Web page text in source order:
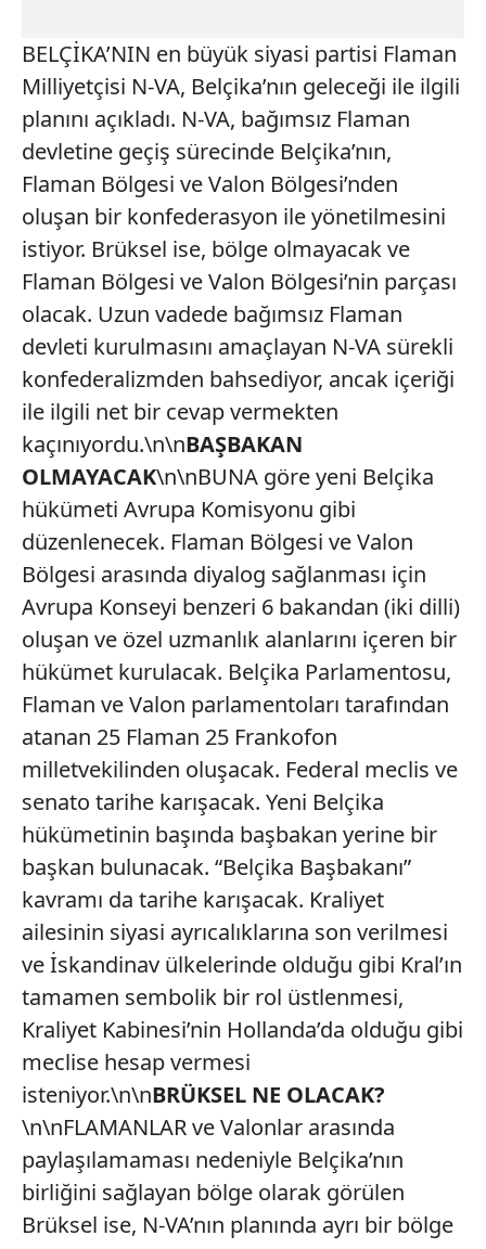
BELÇİKA’NIN en büyük siyasi partisi Flaman
Milliyetçisi N-VA, Belçika’nın geleceği ile ilgili
planını açıkladı. N-VA, bağımsız Flaman
devletine geçiş sürecinde Belçika’nın,
Flaman Bölgesi ve Valon Bölgesi’nden
oluşan bir konfederasyon ile yönetilmesini
istiyor. Brüksel ise, bölge olmayacak ve
Flaman Bölgesi ve Valon Bölgesi’nin parçası
olacak. Uzun vadede bağımsız Flaman
devleti kurulmasını amaçlayan N-VA sürekli
konfederalizmden bahsediyor, ancak içeriği
ile ilgili net bir cevap vermekten
kaçınıyordu.\n\nBAŞBAKAN
OLMAYACAK\n\nBUNA göre yeni Belçika
hükümeti Avrupa Komisyonu gibi
düzenlenecek. Flaman Bölgesi ve Valon
Bölgesi arasında diyalog sağlanması için
Avrupa Konseyi benzeri 6 bakandan (iki dilli)
oluşan ve özel uzmanlık alanlarını içeren bir
hükümet kurulacak. Belçika Parlamentosu,
Flaman ve Valon parlamentoları tarafından
atanan 25 Flaman 25 Frankofon
milletvekilinden oluşacak. Federal meclis ve
senato tarihe karışacak. Yeni Belçika
hükümetinin başında başbakan yerine bir
başkan bulunacak. “Belçika Başbakanı”
kavramı da tarihe karışacak. Kraliyet
ailesinin siyasi ayrıcalıklarına son verilmesi
ve İskandinav ülkelerinde olduğu gibi Kral’ın
tamamen sembolik bir rol üstlenmesi,
Kraliyet Kabinesi’nin Hollanda’da olduğu gibi
meclise hesap vermesi
isteniyor.\n\nBRÜKSEL NE OLACAK?
\n\nFLAMANLAR ve Valonlar arasında
paylaşılamaması nedeniyle Belçika’nın
birliğini sağlayan bölge olarak görülen
Brüksel ise, N-VA’nın planında ayrı bir bölge